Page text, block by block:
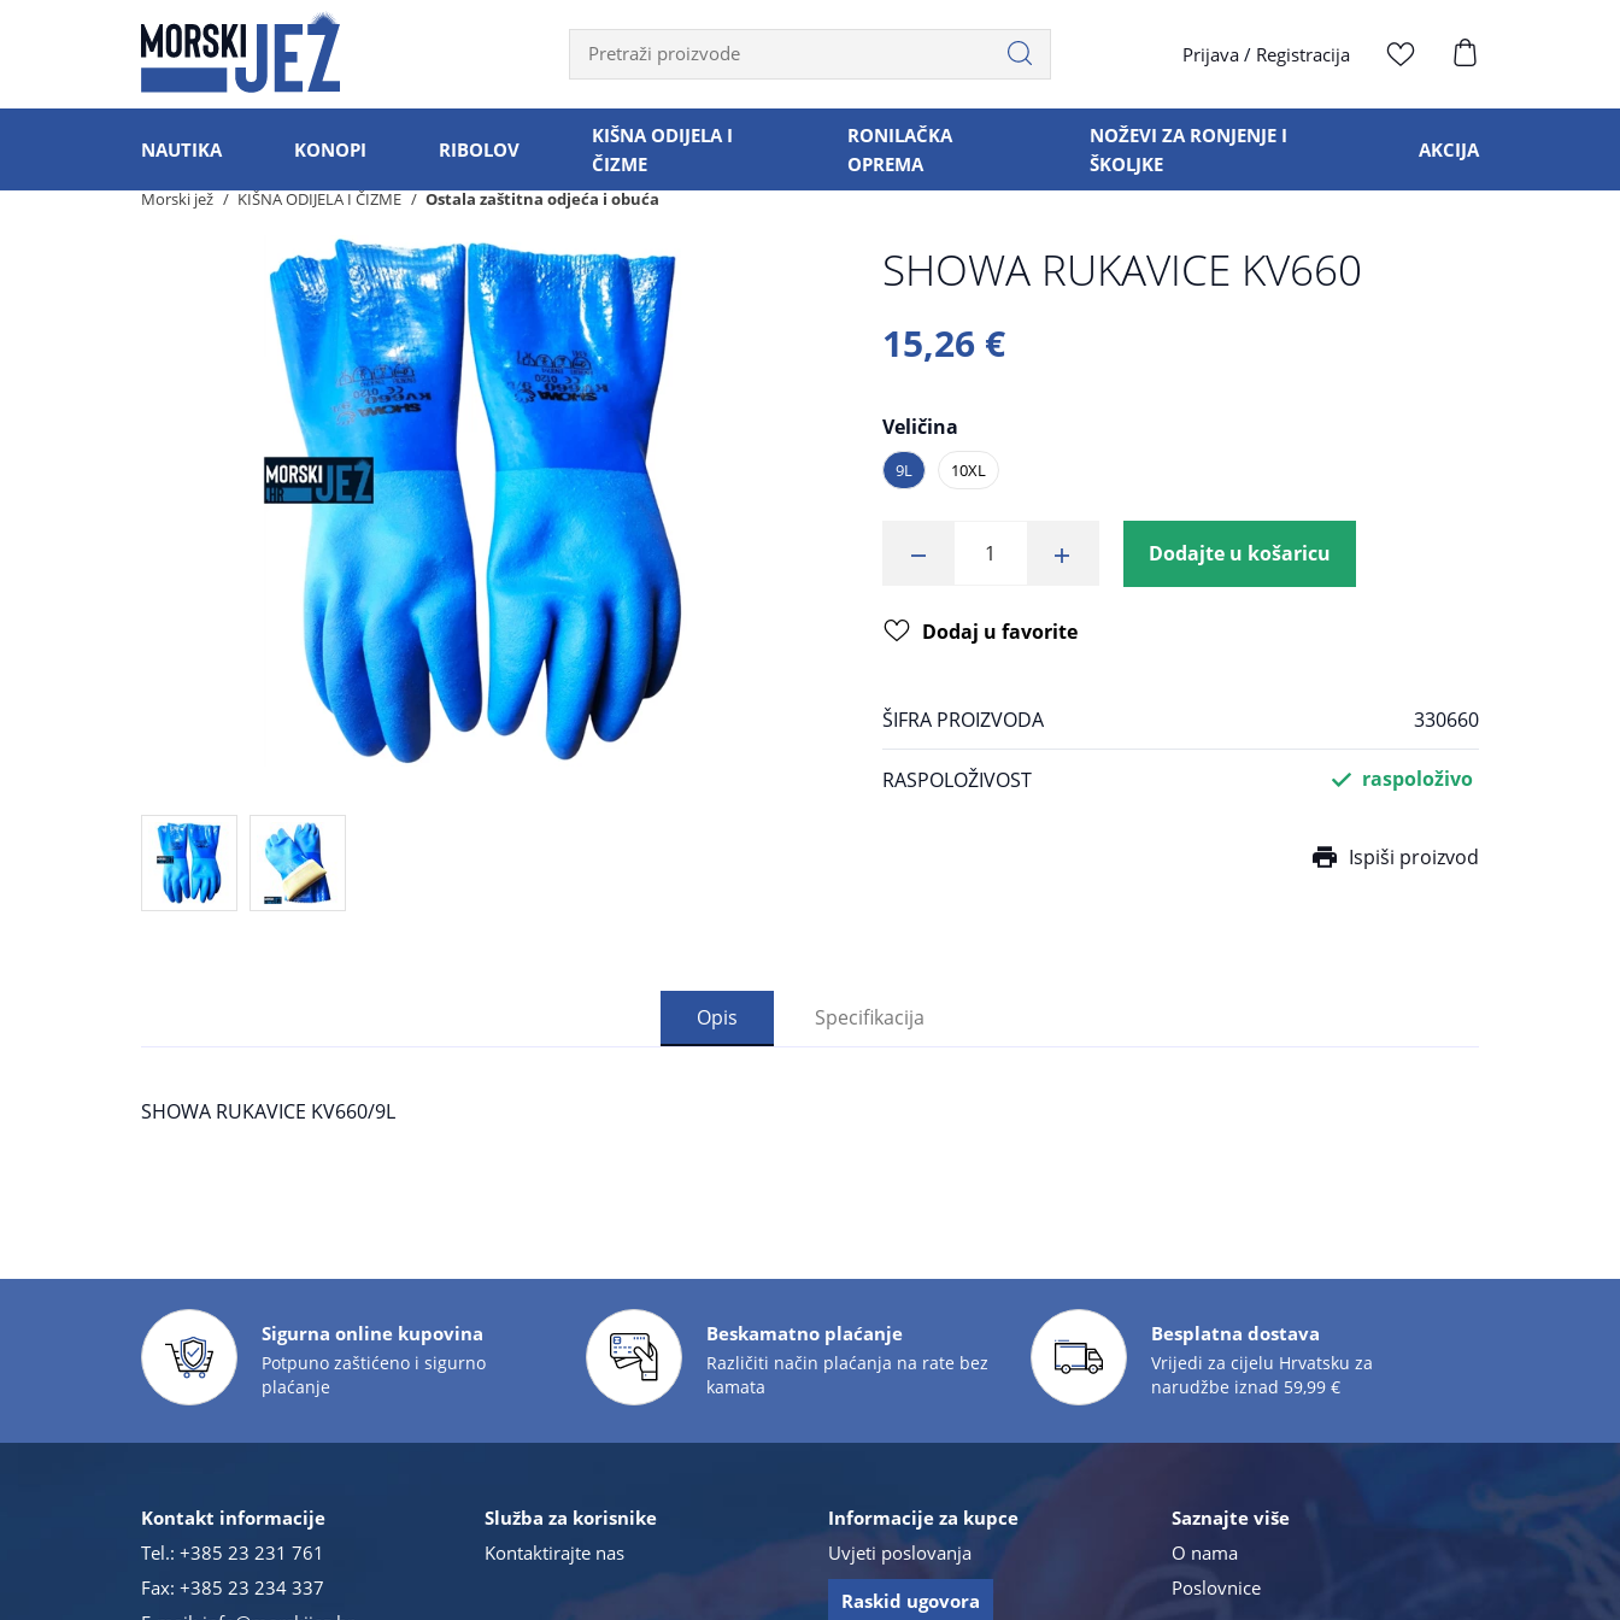
Prijava / Registracija
NAUTIKA KONOPI RIBOLOV
KIŠNA ODIJELA I
ČIZME
RONILAČKA
OPREMA
NOŽEVI ZA RONJENJE I
ŠKOLJKE
AKCIJA
Morski jež KIŠNA ODIJELA I ČIZME Ostala zaštitna odjeća i obuća
SHOWA RUKAVICE KV660
15,26 €
Veličina
9L 10XL
Dodajte u košaricu
Dodaj u favorite
ŠIFRA PROIZVODA 330660
RASPOLOŽIVOST raspoloživo
Ispiši proizvod
Opis Specifikacija
SHOWA RUKAVICE KV660/9L
Sigurna online kupovina
Potpuno zaštićeno i sigurno
plaćanje
Beskamatno plaćanje
Različiti način plaćanja na rate bez
kamata
Besplatna dostava
Vrijedi za cijelu Hrvatsku za
narudžbe iznad 59,99 €
Kontakt informacije
Tel.: +385 23 231 761
Fax: +385 23 234 337
Služba za korisnike
Kontaktirajte nas
Informacije za kupce
Uvjeti poslovanja
Raskid ugovora
Saznajte više
O nama
Poslovnice